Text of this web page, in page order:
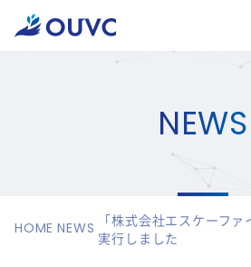
NEWS
HOME NEWS
「株式会社エスケーフ
実行しました